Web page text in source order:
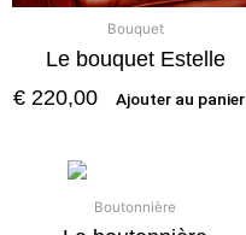
Bouquet
Le bouquet Estelle
€ 220,00 Ajouter au panier
Boutonnière